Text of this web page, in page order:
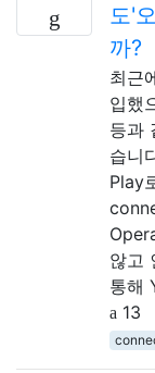
도'
까?
최근
입했
등과
습니
Play
않고
통해
13